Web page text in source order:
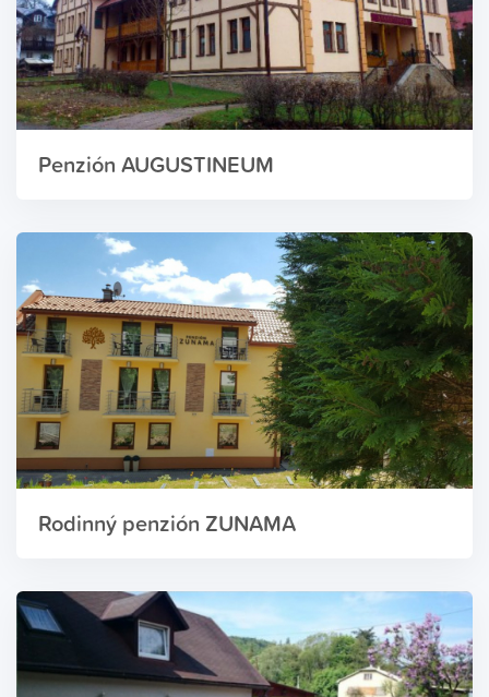
Penzión AUGUSTINEUM
Rodinný penzión ZUNAMA